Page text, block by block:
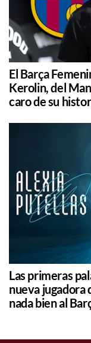
El Barça
Kerolin, del
caro de su
Las primeras
nueva jugadora
nada bien al